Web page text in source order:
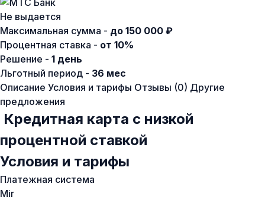
Не выдается
Максимальная сумма - до 150 000 ₽
Процентная ставка - от 10%
Решение - 1 день
Льготный период - 36 мес
Описание Условия и тарифы Отзывы (0) Другие
предложения
Кредитная карта с низкой
процентной ставкой
Условия и тарифы
Платежная система
Mir